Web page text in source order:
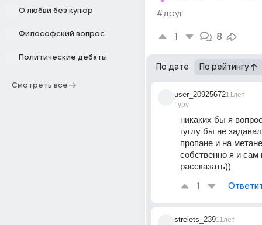
О любви без купюр
Философский вопрос
Политические дебаты
Смотреть все
#друг
1 8
По дате По рейтингу
user_20925672
Гуру
11лет
никаких бы я
гуглу бы не
пропане и на
собственно я и сам
рассказать))
1
strelets_23911лет